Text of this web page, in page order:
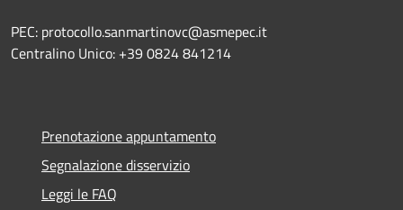
PEC: protocollo.sanmartinovc@asmepec.it
Centralino Unico: +39 0824 841214
Prenotazione appuntamento
Segnalazione disservizio
Leggi le FAQ